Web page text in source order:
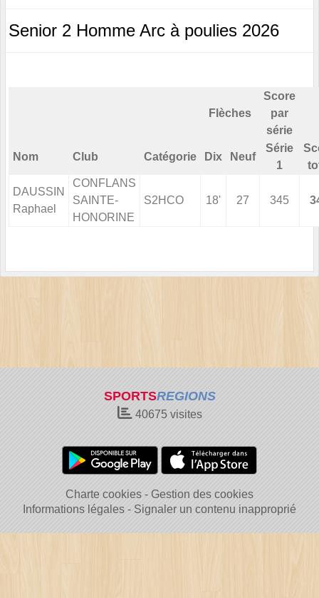
Senior 2 Homme Arc à poulies 2026
Flèches
Score
par
série
Nom Club Catégorie Dix Neuf
Série
1
DAUSSIN
Raphael
CONFLANS
SAINTE-
HONORINE
S2HCO 18' 27 345
SPORTSREGIONS
40675visites
Charte cookies
Gestion des cookies
Informations légales
Signaler un contenu inapproprié